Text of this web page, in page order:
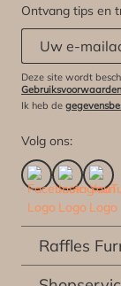
Ontvang tips en
Deze site wordt
Gebruiksvoorwaarden
Ik heb de
Volg ons:
Raffles